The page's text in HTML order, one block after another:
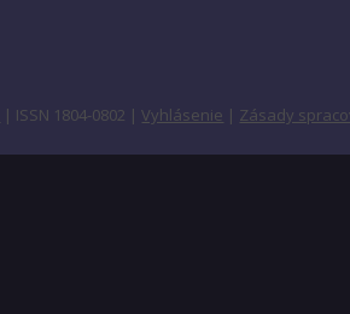
| ISSN 1804-0802 |Vyhlásenie | Zásady